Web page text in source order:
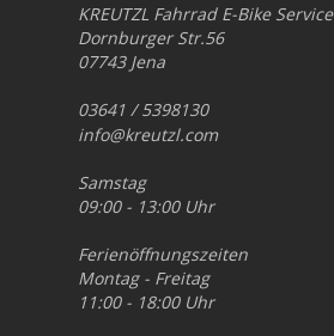
KREUTZL Fahrrad E-Bike Service
Dornburger Str.56
07743 Jena
03641 / 5398130
info@kreutzl.com
Samstag
09:00 - 13:00 Uhr
Ferienöffnungszeiten
Montag - Freitag
11:00 - 18:00 Uhr